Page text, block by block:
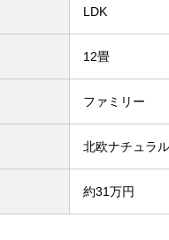
LDK
12畳
ファミリー
北欧ナチュラル
約31万円